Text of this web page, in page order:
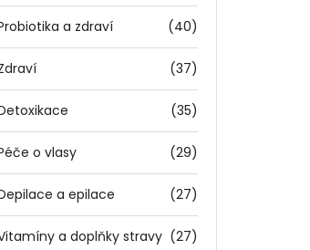
a zdraví (40)
(37)
(35)
o vlasy (29)
a epilace (27)
a doplňky stravy (27)